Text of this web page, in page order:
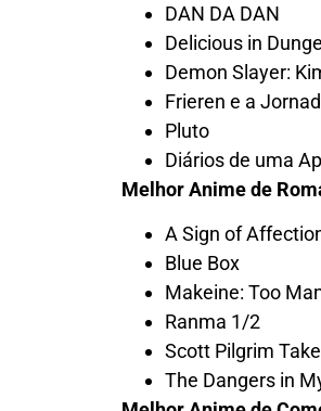
DAN DA DAN
Delicious in
Demon Slayer:
Frieren e a
Pluto
Diários de uma
Melhor Anime de
A Sign of
Blue Box
Makeine: Too
Ranma 1/2
Scott Pilgrim
The Dangers in